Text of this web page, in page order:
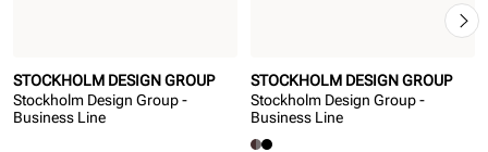
STOCKHOLM DESIGN GROUP
Stockholm Design Group -
Business Line
STOCKHOLM DESIGN GROUP
Stockholm Design Group -
Business Line